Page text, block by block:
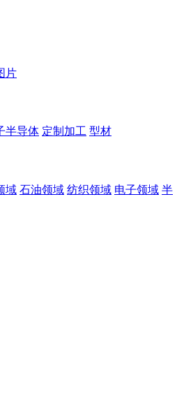
片
半导体 定制加工 型材
域 石油领域 纺织领域 电子领域 半